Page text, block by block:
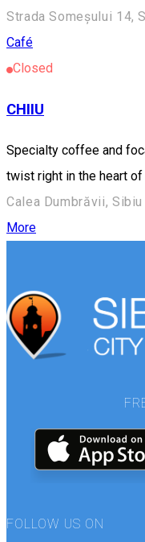
Strada Someșului 14,
Café
Closed
CHIIU
Specialty coffee and
twist right in the heart of
Calea Dumbrăvii,
More
FOLLOW US ON